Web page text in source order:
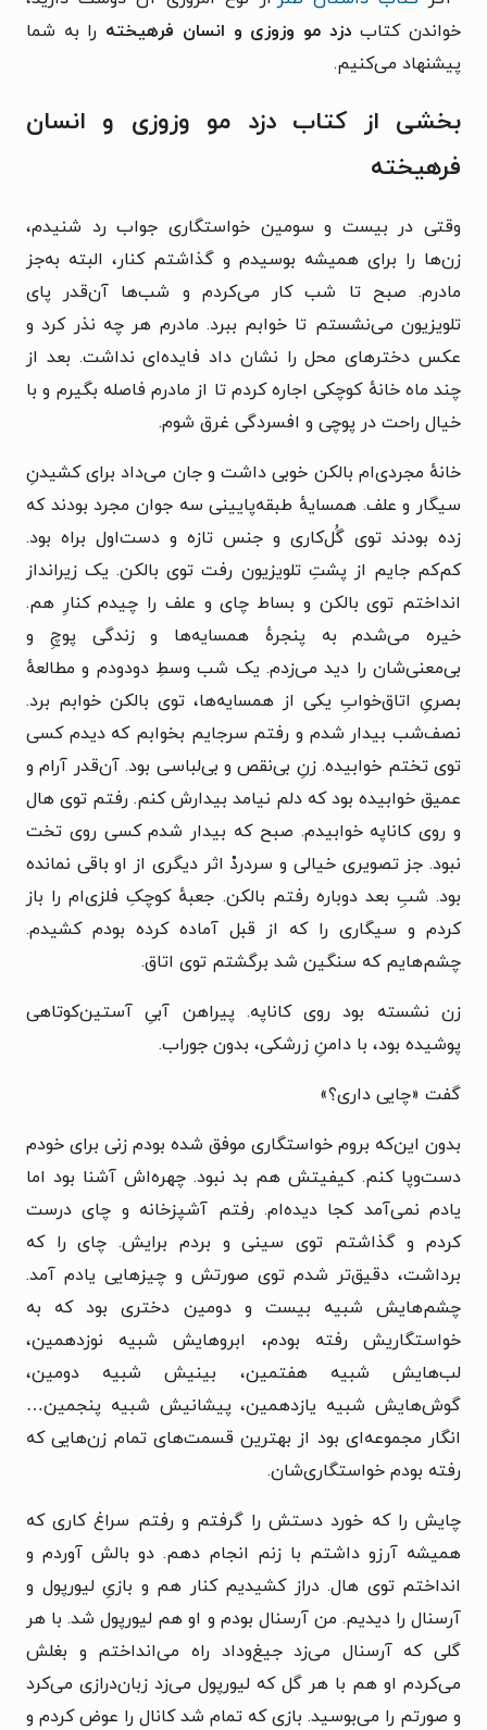
خواندن کتاب دزد مو وزوزی و انسان فرهیخته را به شما
پیشنهاد می‌کنیم.
بخشی از کتاب دزد مو وزوزی و انسان
فرهیخته
وقتی در بیست و سومین خواستگاری جواب رد شنیدم،
زن‌ها را برای همیشه بوسیدم و گذاشتم کنار، البته به‌جز
مادرم. صبح تا شب کار می‌کردم و شب‌ها آن‌قدر پای
تلویزیون می‌نشستم تا خوابم ببرد. مادرم هر چه نذر کرد و
عکس دخترهای محل را نشان داد فایده‌ای نداشت. بعد از
چند ماه خانهٔ کوچکی اجاره کردم تا از مادرم فاصله بگیرم و با
خیال راحت در پوچی و افسردگی غرق شوم.
خانهٔ مجردی‌ام بالکن خوبی داشت و جان می‌داد برای کشیدنِ
سیگار و علف. همسایهٔ طبقه‌پایینی سه جوان مجرد بودند که
زده بودند توی گُل‌کاری و جنس تازه و دست‌اول براه بود.
کم‌کم جایم از پشتِ تلویزیون رفت توی بالکن. یک زیرانداز
انداختم توی بالکن و بساط چای و علف را چیدم کنارِ هم.
خیره می‌شدم به پنجرهٔ همسایه‌ها و زندگی پوچِ و
بی‌معنی‌شان را دید می‌زدم. یک شب وسطِ دودودم و مطالعهٔ
بصریِ اتاق‌خوابِ یکی از همسایه‌ها، توی بالکن خوابم برد.
نصف‌شب بیدار شدم و رفتم سرجایم بخوابم که دیدم کسی
توی تختم خوابیده. زنِ بی‌نقص و بی‌لباسی بود. آن‌قدر آرام و
عمیق خوابیده بود که دلم نیامد بیدارش کنم. رفتم توی هال
و روی کاناپه خوابیدم. صبح که بیدار شدم کسی روی تخت
نبود. جز تصویری خیالی و سردردْ اثر دیگری از او باقی نمانده
بود. شبِ بعد دوباره رفتم بالکن. جعبهٔ کوچکِ فلزی‌ام را باز
کردم و سیگاری را که از قبل آماده کرده بودم کشیدم.
چشم‌هایم که سنگین شد برگشتم توی اتاق.
زن نشسته بود روی کاناپه. پیراهن آبیِ آستین‌کوتاهی
پوشیده بود، با دامنِ زرشکی، بدون جوراب.
گفت «چایی داری؟»
بدون این‌که بروم خواستگاری موفق شده بودم زنی برای خودم
دست‌وپا کنم. کیفیتش هم بد نبود. چهره‌اش آشنا بود اما
یادم نمی‌آمد کجا دیده‌ام. رفتم آشپزخانه و چای درست
کردم و گذاشتم توی سینی و بردم برایش. چای را که
برداشت، دقیق‌تر شدم توی صورتش و چیزهایی یادم آمد.
چشم‌هایش شبیه بیست و دومین دختری بود که به
خواستگاریش رفته بودم، ابروهایش شبیه نوزدهمین،
لب‌هایش شبیه هفتمین، بینیش شبیه دومین،
گوش‌هایش شبیه یازدهمین، پیشانیش شبیه پنجمین…
انگار مجموعه‌ای بود از بهترین قسمت‌های تمام زن‌هایی که
رفته بودم خواستگاری‌شان.
چایش را که خورد دستش را گرفتم و رفتم سراغ کاری که
همیشه آرزو داشتم با زنم انجام دهم. دو بالش آوردم و
انداختم توی هال. دراز کشیدیم کنار هم و بازیِ لیورپول و
آرسنال را دیدیم. من آرسنال بودم و او هم لیورپول شد. با هر
گلی که آرسنال می‌زد جیغ‌وداد راه می‌انداختم و بغلش
می‌کردم او هم با هر گل که لیورپول می‌زد زبان‌درازی می‌کرد
و صورتم را می‌بوسید. بازی که تمام شد کانال را عوض کردم و